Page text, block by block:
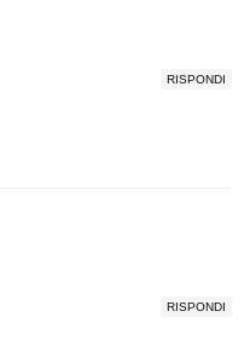
RISPONDI
RISPONDI